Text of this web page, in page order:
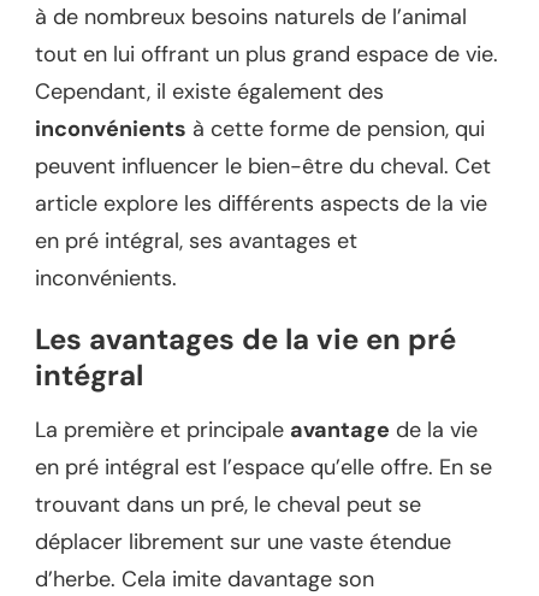
à de nombreux besoins naturels de l’animal
tout en lui offrant un plus grand espace de vie.
Cependant, il existe également des
inconvénients à cette forme de pension, qui
peuvent influencer le bien-être du cheval. Cet
article explore les différents aspects de la vie
en pré intégral, ses avantages et
inconvénients.
Les avantages de la vie en pré
intégral
La première et principale avantage de la vie
en pré intégral est l’espace qu’elle offre. En se
trouvant dans un pré, le cheval peut se
déplacer librement sur une vaste étendue
d’herbe. Cela imite davantage son